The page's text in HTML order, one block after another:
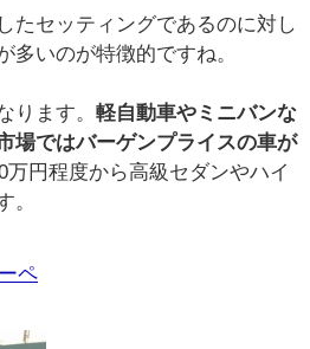
たセッティングであるのに対し
いのが特徴的ですね。
ります。 軽自動車やミニバンな
場ではバーゲンプライスの車が
円程度から高級セダンやハイ
。
ペ